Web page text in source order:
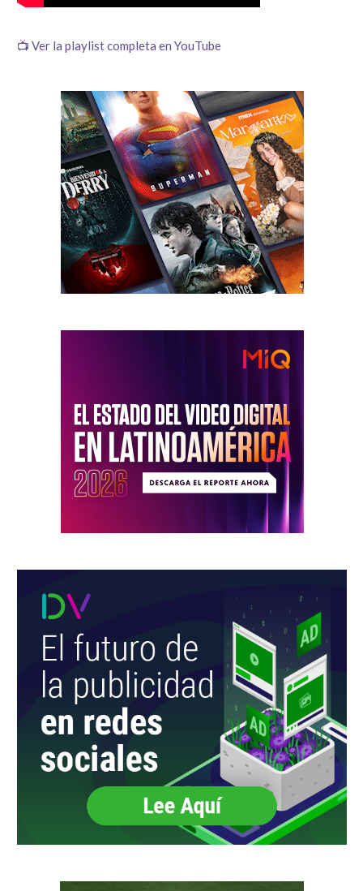
📺 Ver la playlist completa en YouTube